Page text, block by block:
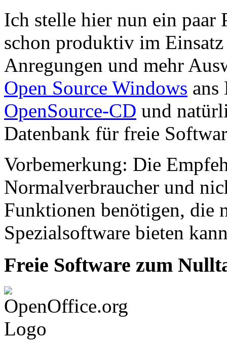
Ich stelle hier nun ein paar
schon produktiv im
Anregungen und mehr
Open Source Windows
OpenSource-CD und
Datenbank für freie
Vorbemerkung: Die
Normalverbraucher und
Funktionen benötigen, die
Spezialsoftware bieten
Freie Software zum